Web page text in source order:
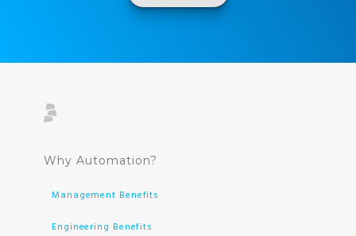
Why Automation?
Management Benefits
Engineering Benefits